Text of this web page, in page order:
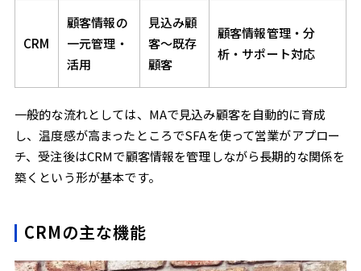
CRM
顧客情報の
一元管理・
活用
見込み顧
客〜既存
顧客
顧客情報管理・分
析・サポート対応
一般的な流れとしては、MAで見込み顧客を自動的に育成
し、温度感が高まったところでSFAを使って営業がアプロー
チ、受注後はCRMで顧客情報を管理しながら長期的な関係を
築くという形が基本です。
CRMの主な機能